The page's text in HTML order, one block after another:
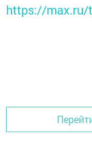
https://max.ru/